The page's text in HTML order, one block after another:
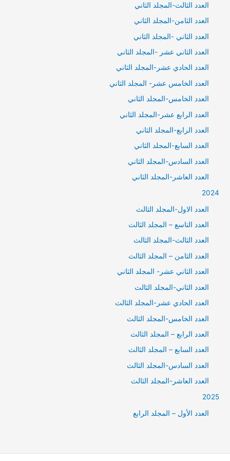
العدد الثالث-المجلد الثاني
العدد الثامن-المجلد الثاني
العدد الثاني -المجلد الثاني
العدد الثاني عشر -المجلد الثاني
العدد الحادي عشر-المجلد الثاني
العدد الخامس عشر- المجلد الثاني
العدد الخامس-المجلد الثاني
العدد الرابع عشر-المجلد الثاني
العدد الرابع-المجلد الثاني
العدد السابع-المجلد الثاني
العدد السادس-المجلد الثاني
العدد العاشر-المجلد الثاني
2024
العدد الاول-المجلد الثالث
العدد التاسع – المجلد الثالث
العدد الثالث-المجلد الثالث
العدد الثامن – المجلد الثالث
العدد الثاني عشر- المجلد الثاني
العدد الثاني-المجلد الثالث
العدد الحادي عشر-المجلد الثالث
العدد الخامس-المجلد الثالث
العدد الرابع – المجلد الثالث
العدد السابع – المجلد الثالث
العدد السادس-المجلد الثالث
العدد العاشر-المجلد الثالث
2025
العدد الأول – المجلد الرابع